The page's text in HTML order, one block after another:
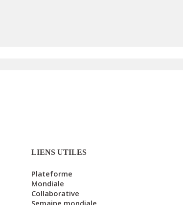
LIENS UTILES
Plateforme
Mondiale
Collaborative
Semaine mondiale